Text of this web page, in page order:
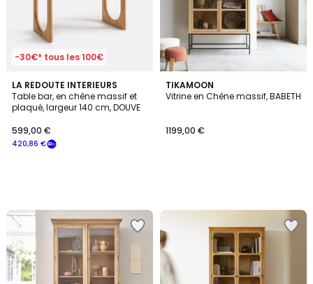
-30€* tous les 100€
LA REDOUTE INTERIEURS
Table bar, en chêne massif et
plaqué, largeur 140 cm, DOUVE
420,86 €
599,00 €
TIKAMOON
Vitrine en Chêne massif, BABETH
1199,00 €